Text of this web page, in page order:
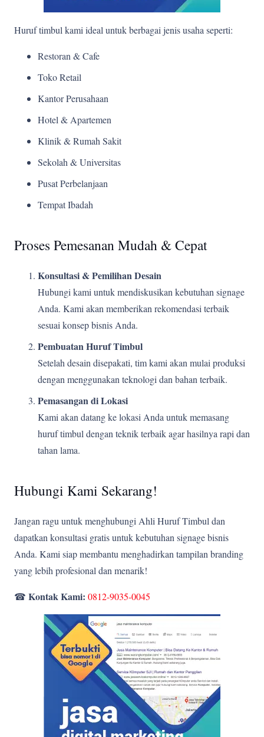
Huruf timbul kami ideal untuk berbagai jenis usaha seperti:
Restoran & Cafe
Toko Retail
Kantor Perusahaan
Hotel & Apartemen
Klinik & Rumah Sakit
Sekolah & Universitas
Pusat Perbelanjaan
Tempat Ibadah
Proses Pemesanan Mudah & Cepat
Konsultasi & Pemilihan Desain
Hubungi kami untuk mendiskusikan kebutuhan signage
Anda. Kami akan memberikan rekomendasi terbaik
sesuai konsep bisnis Anda.
Pembuatan Huruf Timbul
Setelah desain disepakati, tim kami akan mulai produksi
dengan menggunakan teknologi dan bahan terbaik.
Pemasangan di Lokasi
Kami akan datang ke lokasi Anda untuk memasang
huruf timbul dengan teknik terbaik agar hasilnya rapi dan
tahan lama.
Hubungi Kami Sekarang!
Jangan ragu untuk menghubungi Ahli Huruf Timbul dan
dapatkan konsultasi gratis untuk kebutuhan signage bisnis
Anda. Kami siap membantu menghadirkan tampilan branding
yang lebih profesional dan menarik!
☎ Kontak Kami: 0812-9035-0045